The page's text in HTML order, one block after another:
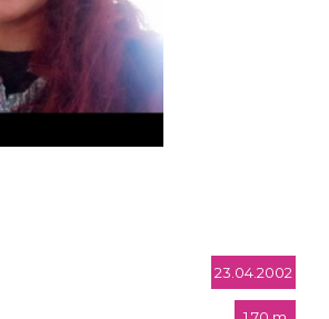
23.04.2002